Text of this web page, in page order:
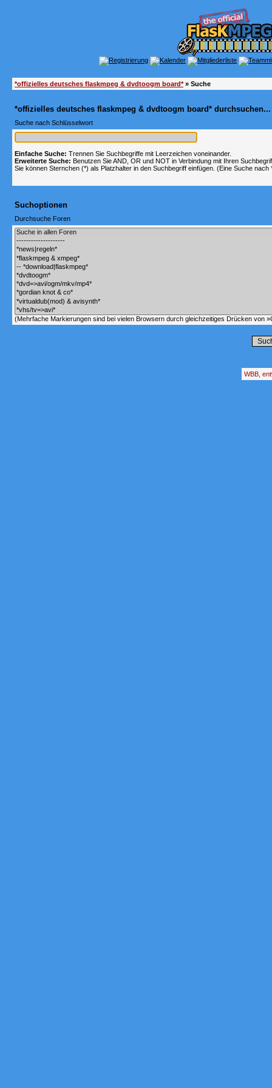
*offizielles deutsches flaskmpeg & dvdtoogm board*» Suche
*offizielles deutsches flaskmpeg & dvdtoogm board* durchsuchen...
Suche nach Schlüsselwort
Einfache Suche: Trennen Sie Suchbegriffe mit Leerzeichen voneinander.
Erweiterte Suche: Benutzen Sie AND, OR und NOT in Verbindung mit Ihren
Sie können Sternchen (*) als Platzhalter in den Suchbegriff einfügen. (Eine Suche
Suchoptionen
Durchsuche Foren
(Mehrfache Markierungen sind bei vielen Browsern durch gleichzeitiges Drücken von
WBB,